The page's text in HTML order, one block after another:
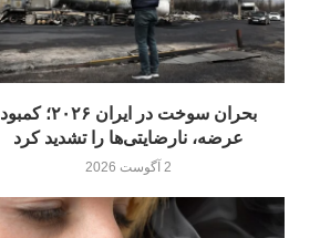
بحران سوخت در ایران ۲۰۲۶؛ کمبود
عرضه، نارضایتی‌ها را تشدید کرد
2 آگوست 2026